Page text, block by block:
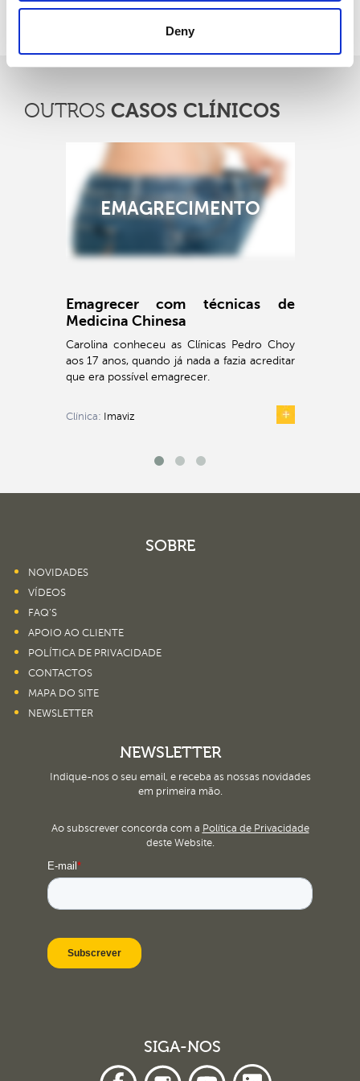
Deny
OUTROS CASOS CLÍNICOS
EMAGRECIMENTO
Emagrecer com técnicas de
Medicina Chinesa
Carolina conheceu as Clínicas Pedro Choy
aos 17 anos, quando já nada a fazia acreditar
que era possível emagrecer.
Clínica: Imaviz
SOBRE
NOVIDADES
VÍDEOS
FAQ’S
APOIO AO CLIENTE
POLÍTICA DE PRIVACIDADE
CONTACTOS
MAPA DO SITE
NEWSLETTER
NEWSLETTER
Indique-nos o seu email, e receba as nossas novidades
em primeira mão.
Ao subscrever concorda com a Política de Privacidade
deste Website.
SIGA-NOS